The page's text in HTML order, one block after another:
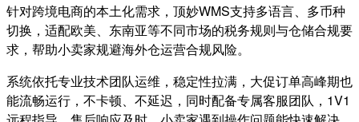
针对跨境电商的本土化需求，顶妙WMS支持多语言、多币种
切换，适配欧美、东南亚等不同市场的税务规则与仓储合规要
求，帮助小卖家规避海外仓运营合规风险。
系统依托专业技术团队运维，稳定性拉满，大促订单高峰期也
能流畅运行，不卡顿、不延迟，同时配备专属客服团队，1V1